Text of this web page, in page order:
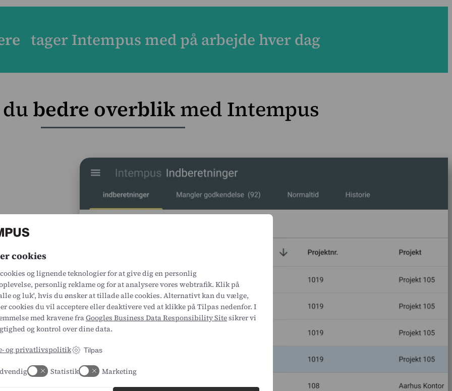
tager Intempus med på arbejde hver dag
bedre overblikmed Intempus
eller
og skaber
kun om
funktioner, der
række manuelle
får større
cookies
og lignende teknologier for at give dig en personlig
personlig reklame og for at analysere vores webtrafik. Klik på
og luk', hvis du ønsker at tillade alle cookies. Alternativt kan du vælge,
cookies du vil acceptere eller deaktivere ved at klikke på Tilpas nedenfor. I
med kravene fraGoogles Business Data Responsibility Sitesikrer vi
og kontrol over dine data.
og privatlivspolitik Tilpas
Statistik Marketing